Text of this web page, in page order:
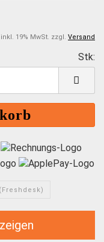
inkl. 19% MwSt. zzgl. Versand
Stk: